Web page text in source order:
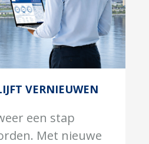
VERNIEUWEN
een stap
Met nieuwe